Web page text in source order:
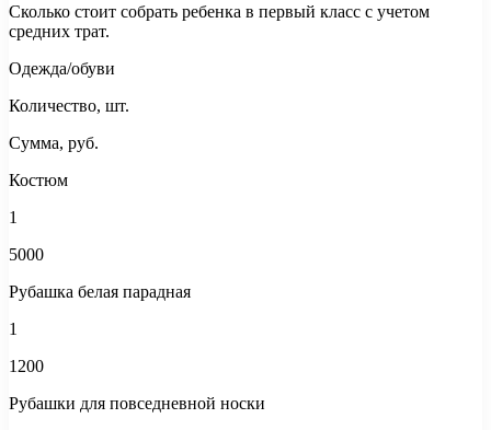
Сколько стоит собрать ребенка в первый класс с учетом
средних трат.
Одежда/обуви
Количество, шт.
Сумма, руб.
Костюм
1
5000
Рубашка белая парадная
1
1200
Рубашки для повседневной носки